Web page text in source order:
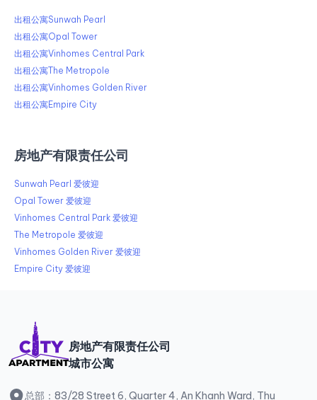
出租公寓Sunwah Pearl
出租公寓Opal Tower
出租公寓Vinhomes Central Park
出租公寓The Metropole
出租公寓Vinhomes Golden River
出租公寓Empire City
房地产有限责任公司
Sunwah Pearl 爱彼迎
Opal Tower 爱彼迎
Vinhomes Central Park 爱彼迎
The Metropole 爱彼迎
Vinhomes Golden River 爱彼迎
Empire City 爱彼迎
房地产有限责任公司
城市公寓
总部：83/28 Street 6, Quarter 4, An Khanh Ward, Thu